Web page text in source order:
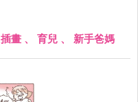
插畫 、 育兒 、 新手爸媽